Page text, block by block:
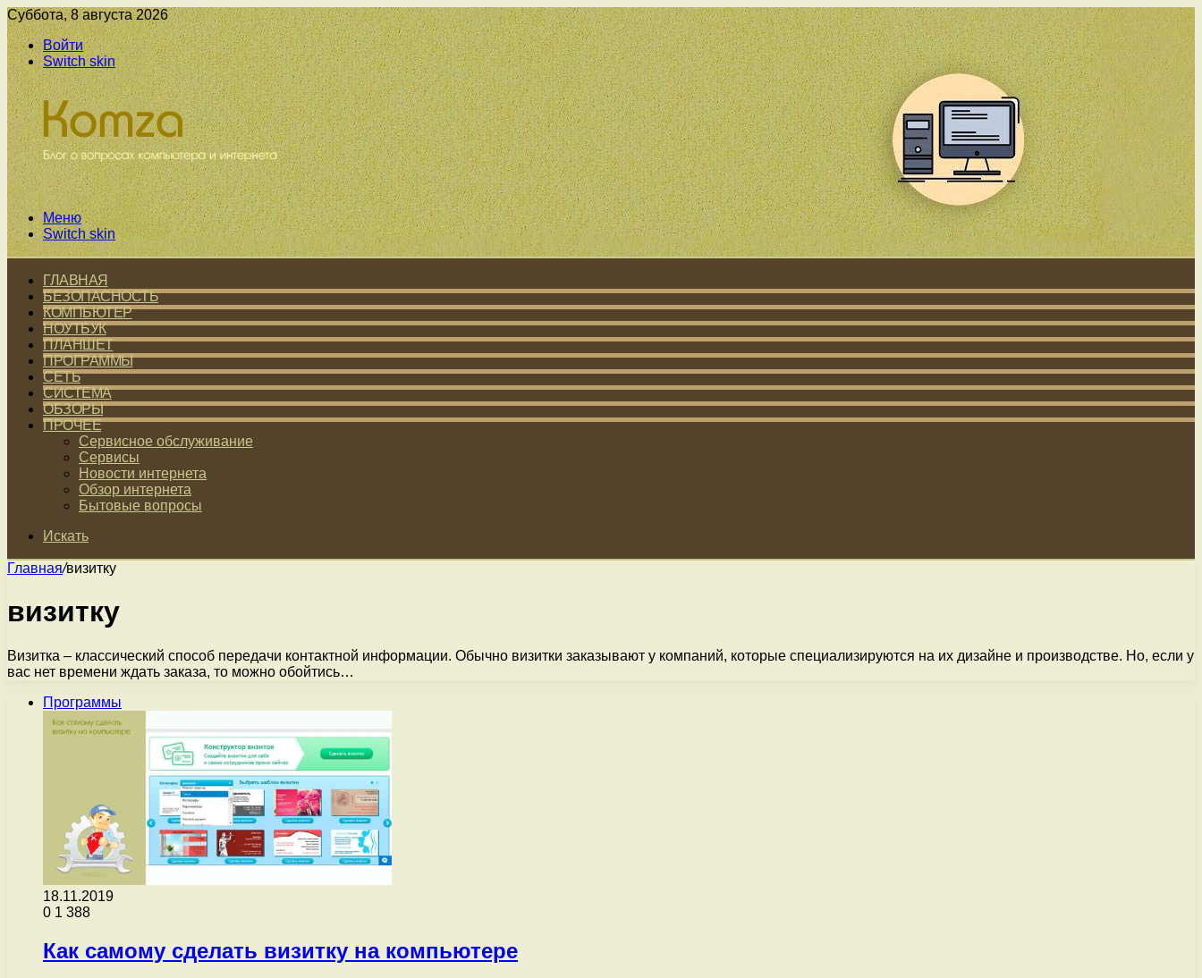
Суббота, 8 августа 2026
Войти
Switch skin
Меню
Switch skin
ГЛАВНАЯ
БЕЗОПАСНОСТЬ
КОМПЬЮТЕР
НОУТБУК
ПЛАНШЕТ
ПРОГРАММЫ
СЕТЬ
СИСТЕМА
ОБЗОРЫ
ПРОЧЕЕ
Сервисное обслуживание
Сервисы
Новости интернета
Обзор интернета
Бытовые вопросы
Искать
Главная/визитку
визитку
Визитка – классический способ передачи контактной информации. Обычно визитки заказывают у компаний, которые специализируются на их дизайне и производстве. Но, если у
вас нет времени ждать заказа, то можно обойтись…
Программы
18.11.2019
0 1 388
Как самому сделать визитку на компьютере